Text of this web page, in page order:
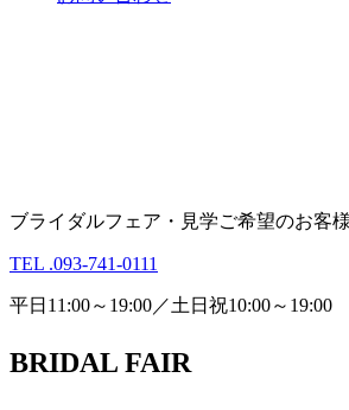
ブライダルフェア・見学ご希望のお客様
TEL .093-741-0111
平日11:00～19:00／土日祝10:00～19:00
BRIDAL FAIR